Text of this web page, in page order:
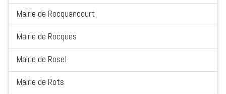
Mairie de Rocquancourt
Mairie de Rocques
Mairie de Rosel
Mairie de Rots